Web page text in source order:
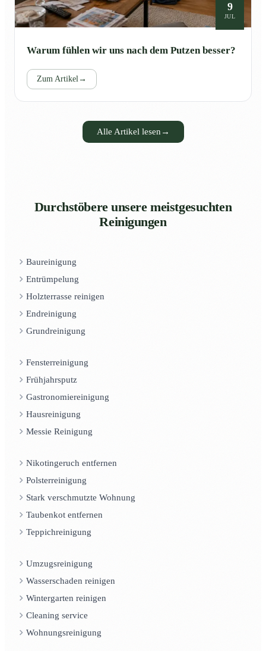
9
JUL
Warum fühlen wir uns nach dem Putzen besser?
Zum Artikel →
Alle Artikel lesen →
Durchstöbere unsere meistgesuchten
Reinigungen
Baureinigung
Entrümpelung
Holzterrasse reinigen
Endreinigung
Grundreinigung
Fensterreinigung
Frühjahrsputz
Gastronomiereinigung
Hausreinigung
Messie Reinigung
Nikotingeruch entfernen
Polsterreinigung
Stark verschmutzte Wohnung
Taubenkot entfernen
Teppichreinigung
Umzugsreinigung
Wasserschaden reinigen
Wintergarten reinigen
Cleaning service
Wohnungsreinigung